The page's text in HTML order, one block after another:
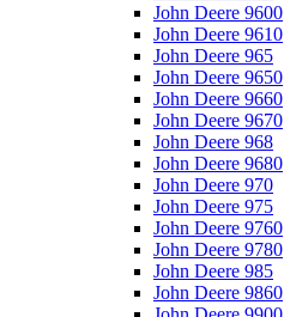
John Deere 9600
John Deere 9610
John Deere 965
John Deere 9650
John Deere 9660
John Deere 9670
John Deere 968
John Deere 9680
John Deere 970
John Deere 975
John Deere 9760
John Deere 9780
John Deere 985
John Deere 9860